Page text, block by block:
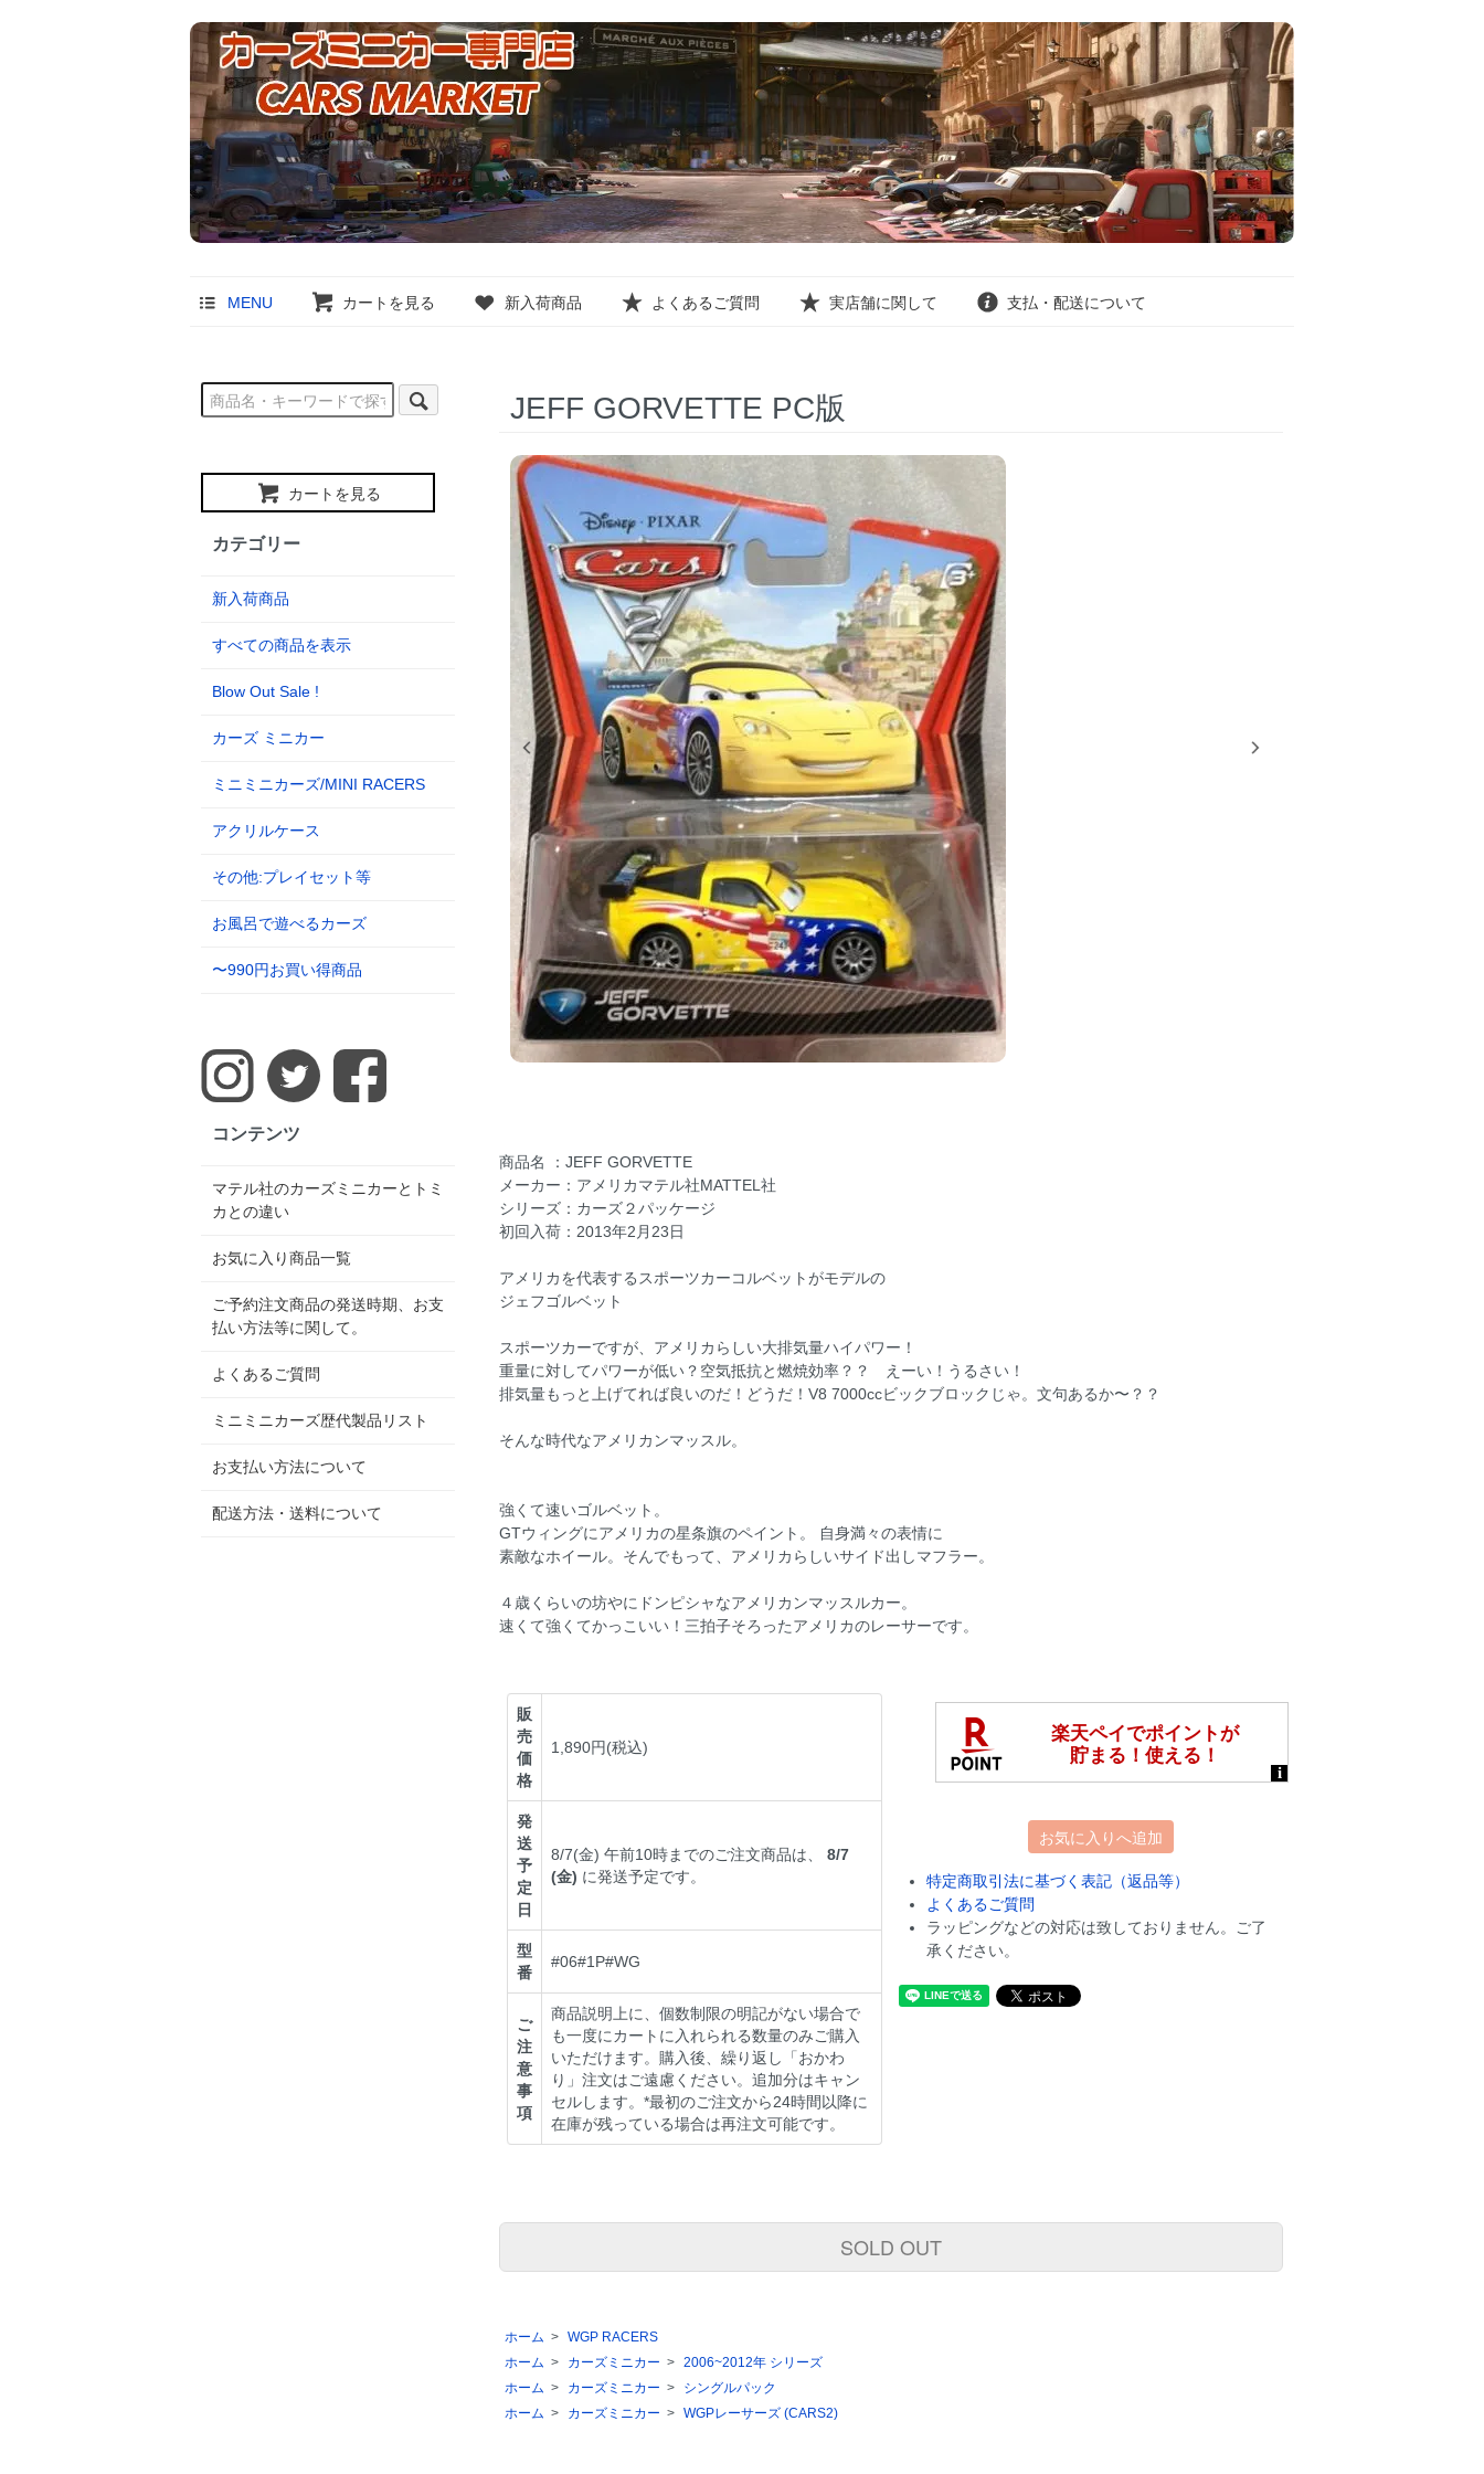
MENU カートを見る 新入荷商品 よくあるご質問 実店舗に関して 支払・配送について
JEFF GORVETTE PC版
商品名 ：JEFF GORVETTE
メーカー：アメリカマテル社MATTEL社
シリーズ：カーズ２パッケージ
初回入荷：2013年2月23日
アメリカを代表するスポーツカーコルベットがモデルの
ジェフゴルベット
スポーツカーですが、アメリカらしい大排気量ハイパワー！
重量に対してパワーが低い？空気抵抗と燃焼効率？？ えーい！うるさい！
排気量もっと上げてれば良いのだ！どうだ！V8 7000ccビックブロックじゃ。文句あるか〜？？
そんな時代なアメリカンマッスル。
強くて速いゴルベット。
GTウィングにアメリカの星条旗のペイント。 自身満々の表情に
素敵なホイール。そんでもって、アメリカらしいサイド出しマフラー。
４歳くらいの坊やにドンピシャなアメリカンマッスルカー。
速くて強くてかっこいい！三拍子そろったアメリカのレーサーです。
販
売
価
格
1,890円(税込)
発
送
予
定
日
8/7(金) 午前10時までのご注文商品は、8/7
(金) に発送予定です。
型
番
#06#1P#WG
ご
注
意
事
項
商品説明上に、個数制限の明記がない場合で
も一度にカートに入れられる数量のみご購入
いただけます。購入後、繰り返し「おかわ
り」注文はご遠慮ください。追加分はキャン
セルします。*最初のご注文から24時間以降に
在庫が残っている場合は再注文可能です。
お気に入りへ追加
特定商取引法に基づく表記（返品等）
よくあるご質問
ラッピングなどの対応は致しておりません。ご了
承ください。
SOLD OUT
ホーム > WGP RACERS
ホーム > カーズミニカー > 2006~2012年 シリーズ
ホーム > カーズミニカー >
シングルパック
ホーム > カーズミニカー > WGPレーサーズ (CARS2)
カートを見る
カテゴリー
新入荷商品
すべての商品を表示
Blow Out Sale !
カーズ ミニカー
ミニミニカーズ/MINI RACERS
アクリルケース
その他:プレイセット等
お風呂で遊べるカーズ
〜990円お買い得商品
コンテンツ
マテル社のカーズミニカーとトミ
カとの違い
お気に入り商品一覧
ご予約注文商品の発送時期、お支
払い方法等に関して。
よくあるご質問
ミニミニカーズ歴代製品リスト
お支払い方法について
配送方法・送料について